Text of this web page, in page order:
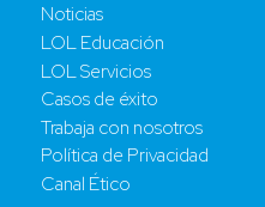
Noticias
LOL Educación
LOL Servicios
Casos de éxito
Trabaja con nosotros
Política de Privacidad
Canal Ético